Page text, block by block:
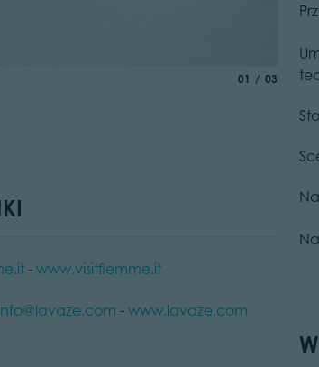
© G.
01 of
03
- www.visitfiemme.it
- www.lavaze.com